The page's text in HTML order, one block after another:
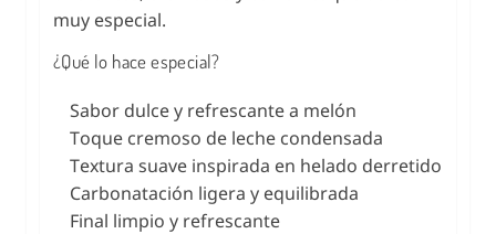
muy especial.
¿Qué lo hace especial?
Sabor dulce y refrescante a melón
Toque cremoso de leche condensada
Textura suave inspirada en helado derretido
Carbonatación ligera y equilibrada
Final limpio y refrescante